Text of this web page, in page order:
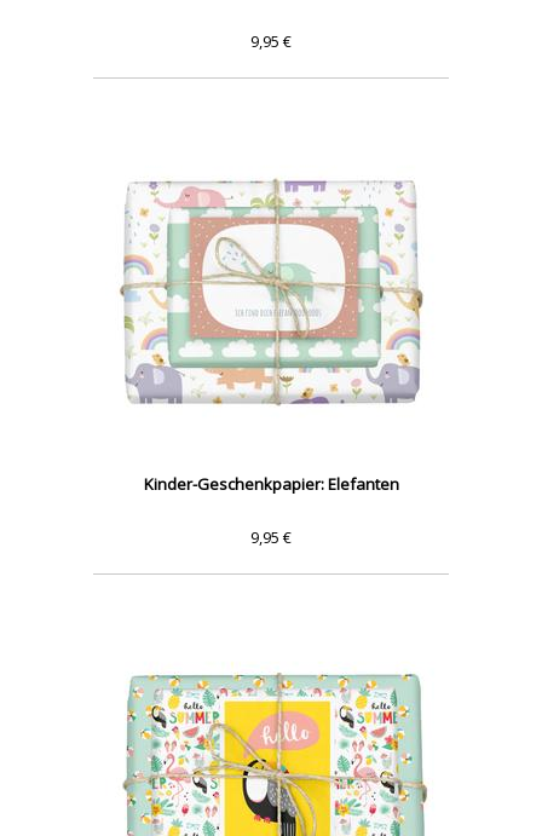
9,95 €
Kinder-Geschenkpapier: Elefanten
9,95 €